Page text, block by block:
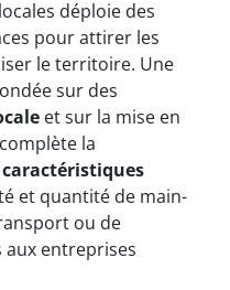
déploie des
pour attirer les
le territoire. Une
sur des
et sur la mise en
la
caractéristiques
et quantité de main-
ou de
entreprises